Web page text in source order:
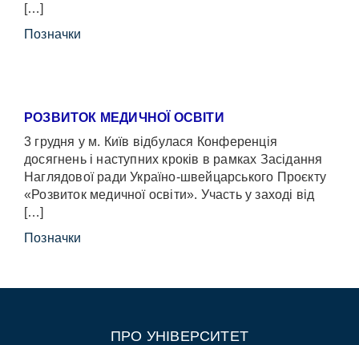
[…]
Позначки
РОЗВИТОК МЕДИЧНОЇ ОСВІТИ
3 грудня у м. Київ відбулася Конференція
досягнень і наступних кроків в рамках Засідання
Наглядової ради Україно-швейцарського Проєкту
«Розвиток медичної освіти». Участь у заході від
[…]
Позначки
ПРО УНІВЕРСИТЕТ